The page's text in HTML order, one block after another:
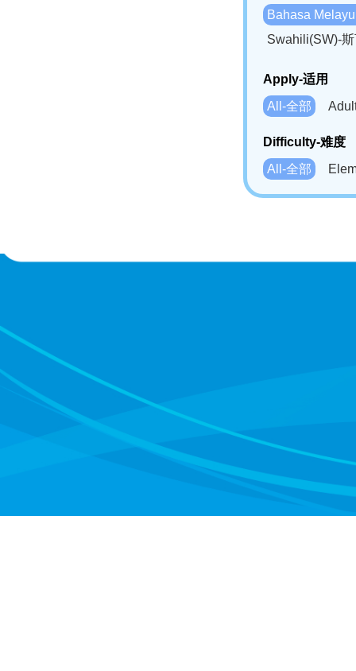
Bahasa
Swahili(SW)-
Apply-适用
All-全部
Difficulty-难度
All-全部